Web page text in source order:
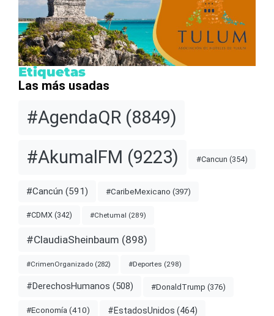
Etiquetas
Las más usadas
#AgendaQR (8849)
#AkumalFM (9223) #Cancun (354)
#Cancún (591) #CaribeMexicano (397)
#CDMX (342) #Chetumal (289)
#ClaudiaSheinbaum (898)
#CrimenOrganizado (282) #Deportes (298)
#DerechosHumanos (508) #DonaldTrump (376)
#Economía (410) #EstadosUnidos (464)